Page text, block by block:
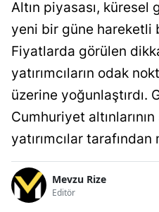
Altın piyasası,
yeni bir güne hareketli
Fiyatlarda görülen
yatırımcıların odak
üzerine yoğunlaştırdı.
Cumhuriyet
yatırımcılar
Mevzu Rize
Editör